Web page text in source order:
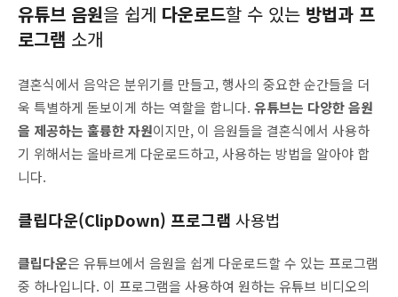
유튜브 음원을 쉽게 다운로드할 수 있는 방법과 프
로그램 소개
결혼식에서 음악은 분위기를 만들고, 행사의 중요한 순간들을 더
욱 특별하게 돋보이게 하는 역할을 합니다. 유튜브는 다양한 음원
을 제공하는 훌륭한 자원이지만, 이 음원들을 결혼식에서 사용하
기 위해서는 올바르게 다운로드하고, 사용하는 방법을 알아야 합
니다.
클립다운(ClipDown) 프로그램 사용법
클립다운은 유튜브에서 음원을 쉽게 다운로드할 수 있는 프로그램
중 하나입니다. 이 프로그램을 사용하여 원하는 유튜브 비디오의